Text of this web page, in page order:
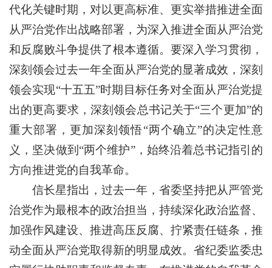
代化关键时期，对以更高标准、更实举措推进全面
从严治党作出战略部署，为深入推进全面从严治党
和反腐败斗争提供了根本遵循。要深入学习贯彻，
深刻领会过去一年全面从严治党的显著成效，深刻
领会实现“十五五”时期目标任务对全面从严治党提
出的更高要求，深刻领会总书记关于“三个更加”的
重大部署，更加深刻领悟“两个确立”的决定性意
义，坚决做到“两个维护”，始终沿着总书记指引的
方向推进党的自我革命。
信长星指出，过去一年，省委坚持把从严管党
治党作为最根本的政治担当，持续深化政治监督、
加强作风建设、推进高压反腐、拧紧责任链条，推
动全面从严治党取得新的明显成效。省纪委监委忠